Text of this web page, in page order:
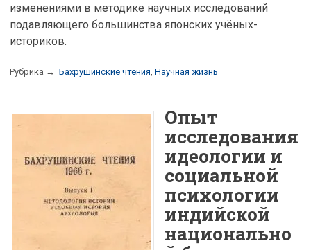
изменениями в методике научных исследований
подавляющего большинства японских учёных-
историков.
Рубрика → Бахрушинские чтения Научная жизнь
Опыт
исследования
идеологии и
социальной
психологии
индийской
национально